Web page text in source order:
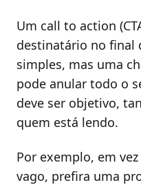
Um call to action
destinatário no final
simples, mas uma
pode anular todo o
deve ser objetivo,
quem está lendo.
Por exemplo, em
vago, prefira uma